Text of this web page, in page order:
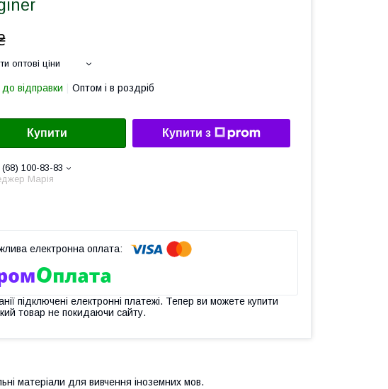
оптові ціни
відправки Оптом і в роздріб
Купити Купити з
(68) 100-83-83
Марія
підключені електронні платежі. Тепер ви можете купити
товар не покидаючи сайту.
матеріали для вивчення іноземних мов.